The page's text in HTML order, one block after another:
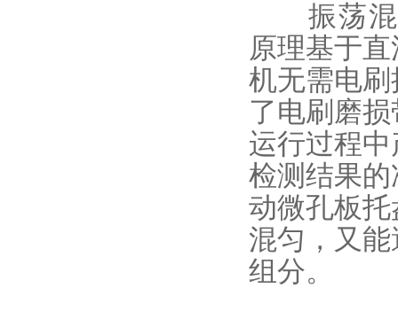
振荡混
原理基于
机无需电
了电刷磨
运行过程
检测结果
动微孔板
混匀，又
组分。